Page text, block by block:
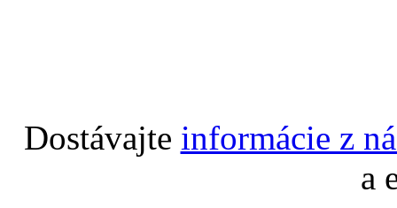
Dostávajte informácie z
a